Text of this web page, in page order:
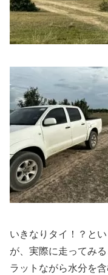
いきなりタイ！？と
が、実際に走ってみ
ラットながら水分を